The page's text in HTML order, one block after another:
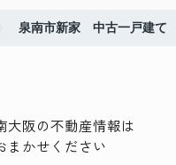
泉南市新家 中古一戸建て
大阪の不動産情報は
まかせください